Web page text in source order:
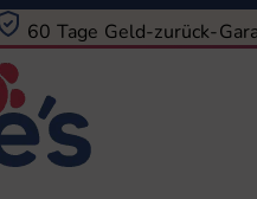
60 Tage Geld-zurück-